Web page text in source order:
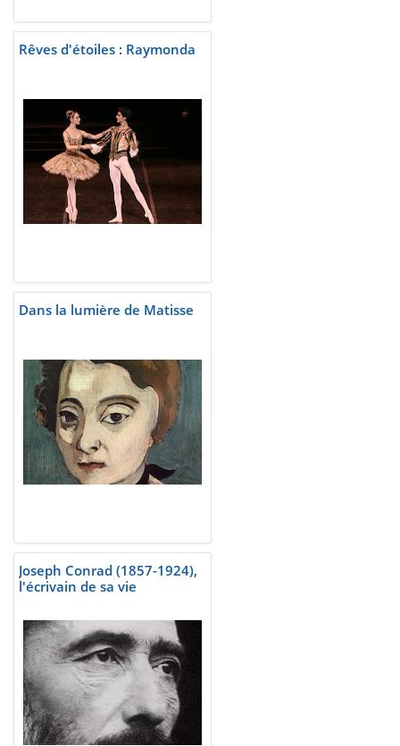
Rêves d'étoiles : Raymonda
Dans la lumière de Matisse
Joseph Conrad (1857-1924),
l'écrivain de sa vie